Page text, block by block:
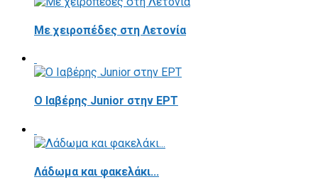
Με χειροπέδες στη Λετονία
Ο Ιαβέρης Junior στην ΕΡΤ
Λάδωμα και φακελάκι...